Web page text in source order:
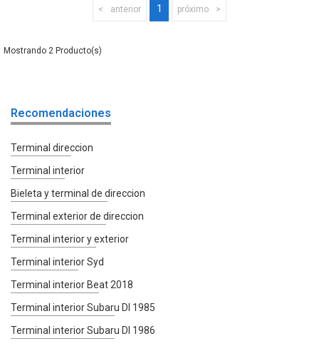
anterior 1 próximo
2
Recomendaciones
Terminal direccion
Terminal interior
Bieleta y terminal de direccion
Terminal exterior de direccion
Terminal interior y exterior
Terminal interior Syd
Terminal interior Beat 2018
Terminal interior Subaru Dl 1985
Terminal interior Subaru Dl 1986